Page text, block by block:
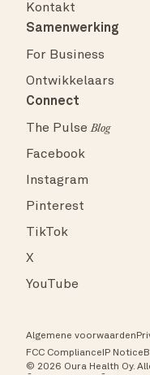
Kontakt
Samenwerking
For Business
Ontwikkelaars
Connect
The PulseBlog
Facebook
Instagram
Pinterest
TikTok
X
YouTube
Algemene voorwaarden
FCC Compliance IP Notice
© 2026 Oura Health Oy.